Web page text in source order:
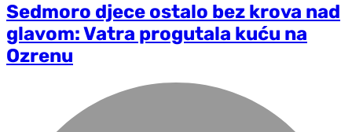
Sedmoro djece ostalo bez krova nad
glavom: Vatra progutala kuću na
Ozrenu